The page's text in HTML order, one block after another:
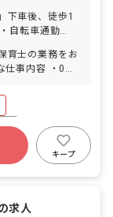
下車後、徒歩1
育士の業務をお
お昼寝見守り・
同じクラスに配
キープ
求人